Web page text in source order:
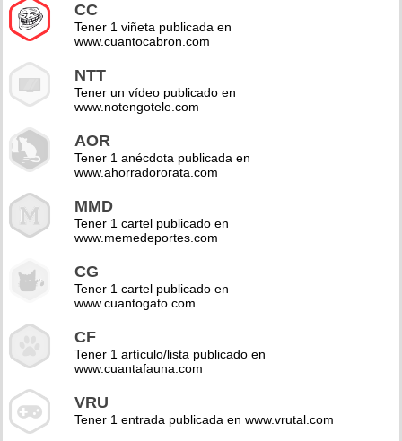
CC
Tener 1 viñeta publicada en
www.cuantocabron.com
NTT
Tener un vídeo publicado en
www.notengotele.com
AOR
Tener 1 anécdota publicada en
www.ahorradororata.com
MMD
Tener 1 cartel publicado en
www.memedeportes.com
CG
Tener 1 cartel publicado en
www.cuantogato.com
CF
Tener 1 artículo/lista publicado en
www.cuantafauna.com
VRU
Tener 1 entrada publicada en www.vrutal.com